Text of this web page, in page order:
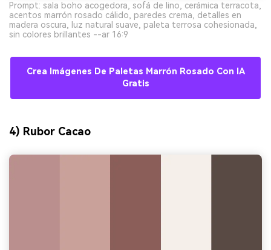
Prompt: sala boho acogedora, sofá de lino, cerámica terracota,
acentos marrón rosado cálido, paredes crema, detalles en
madera oscura, luz natural suave, paleta terrosa cohesionada,
sin colores brillantes --ar 16:9
Crea Imágenes De Paletas Marrón Rosado Con IA
Gratis
4) Rubor Cacao